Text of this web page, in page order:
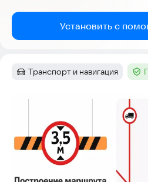
Установить с
Категория:
Транспорт и навигация Тег :
Скриншоты